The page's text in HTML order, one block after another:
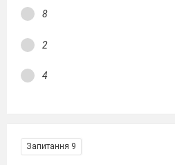
8
2
4
Запитання 9